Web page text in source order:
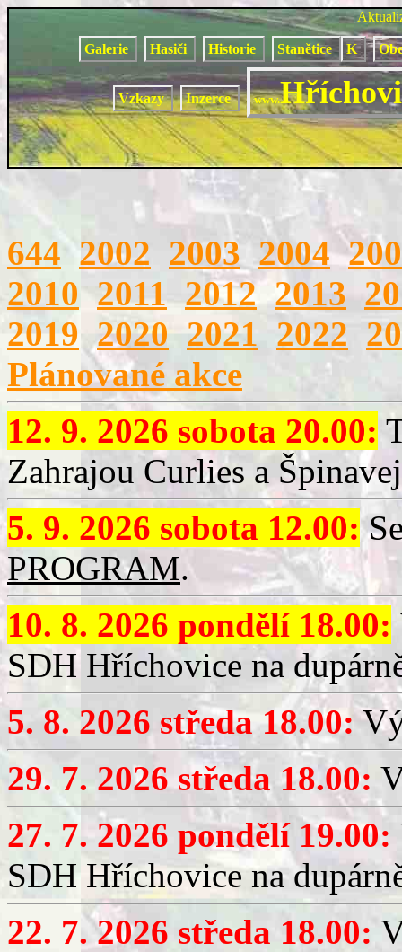
Galerie Hasiči Historie Stanětice K
Vzkazy Inzerce www.
644 2002 2003 2004
2010 2011 2012 2013
2019 2020 2021 2022
Plánované akce
12. 9. 2026 sobota 20.00:
Zahrajou Curlies a
5. 9. 2026 sobota 12.00:
PROGRAM.
10. 8. 2026 pondělí 18.00:
SDH Hříchovice na
5. 8. 2026 středa 18.00:
29. 7. 2026 středa 18.00:
27. 7. 2026 pondělí 19.00:
SDH Hříchovice na
22. 7. 2026 středa 18.00: